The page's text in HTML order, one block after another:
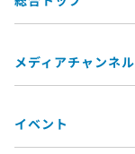
メディアチャンネル
イベント